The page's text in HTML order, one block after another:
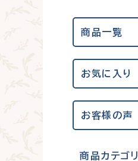
商品一覧
お気に入り
お客様の声
商品カテゴリ